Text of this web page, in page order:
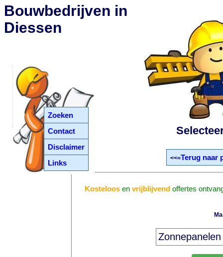
Zoeken
Contact
Disclaimer
Links
Bouwbedrijven in
Diessen
<<=Terug naar
Kosteloosen vrijblijvendoffertes